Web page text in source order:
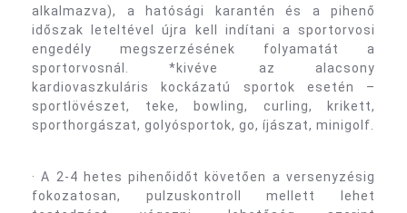
alkalmazva), a hatósági karantén és a pihenő
időszak leteltével újra kell indítani a sportorvosi
engedély megszerzésének folyamatát a
sportorvosnál. *kivéve az alacsony
kardiovaszkuláris kockázatú sportok esetén –
sportlövészet, teke, bowling, curling, krikett,
sporthorgászat, golyósportok, go, íjászat, minigolf.
· A 2-4 hetes pihenőidőt követően a versenyzésig
fokozatosan, pulzuskontroll mellett lehet